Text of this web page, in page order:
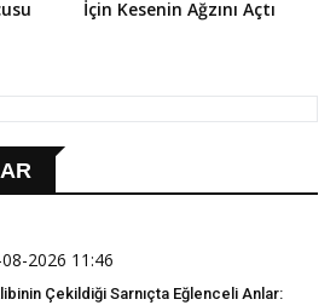
İçin Kesenin Ağzını Açtı
2026 11:46
Çekildiği Sarnıçta Eğlenceli Anlar: